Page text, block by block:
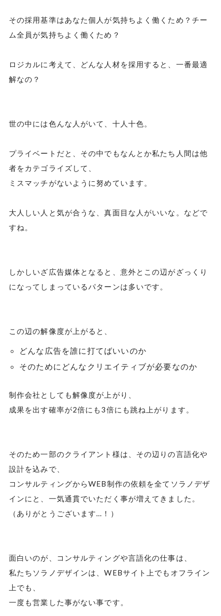
その採用基準はあなた個人が気持ちよく働くため？チー
ム全員が気持ちよく働くため？
ロジカルに考えて、どんな人材を採用すると、一番最適
解なの？
世の中には色んな人がいて、十人十色。
プライベートだと、その中でもなんとか私たち人間は他
者をカテゴライズして、
ミスマッチがないように努めています。
大人しい人と気が合うな、真面目な人がいいな。などで
すね。
しかしいざ広告媒体となると、意外とこの辺がざっくり
になってしまっているパターンは多いです。
この辺の解像度が上がると、
どんな広告を誰に打てばいいのか
そのためにどんなクリエイティブが必要なのか
制作会社としても解像度が上がり、
成果を出す確率が2倍にも3倍にも跳ね上がります。
そのため一部のクライアント様は、その辺りの言語化や
設計を込みで、
コンサルティングからWEB制作の依頼を全てソラノデザ
インにと、一気通貫でいただく事が増えてきました。
（ありがとうございます…！）
面白いのが、コンサルティングや言語化の仕事は、
私たちソラノデザインは、WEBサイト上でもオフライン
上でも、
一度も営業した事がない事です。